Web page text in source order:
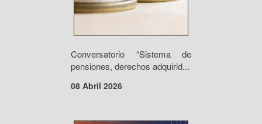
Conversatorio “Sistema de
pensiones, derechos adquirid...
08 Abril 2026